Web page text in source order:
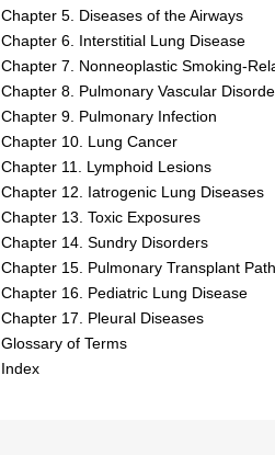
Chapter 5. Diseases of the Airways
Chapter 6. Interstitial Lung Disease
Chapter 7. Nonneoplastic Smoking-
Chapter 8. Pulmonary Vascular
Chapter 9. Pulmonary Infection
Chapter 10. Lung Cancer
Chapter 11. Lymphoid Lesions
Chapter 12. Iatrogenic Lung Diseases
Chapter 13. Toxic Exposures
Chapter 14. Sundry Disorders
Chapter 15. Pulmonary Transplant
Chapter 16. Pediatric Lung Disease
Chapter 17. Pleural Diseases
Glossary of Terms
Index